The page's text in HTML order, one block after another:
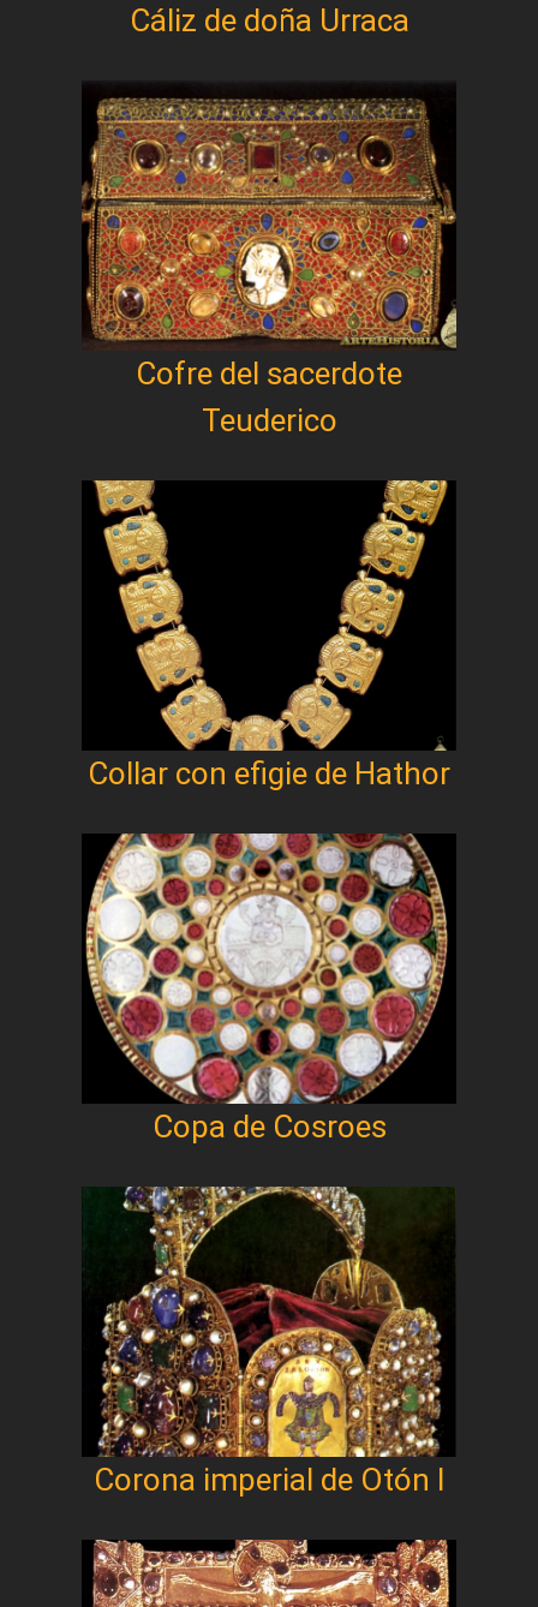
Cáliz de doña Urraca
Cofre del sacerdote
Teuderico
Collar con efigie de Hathor
Copa de Cosroes
Corona imperial de Otón I